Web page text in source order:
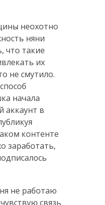
неохотно
няни
что такие
их
не смутило.
начала
аккаунт в
контенте
заработать,
не работаю
связь